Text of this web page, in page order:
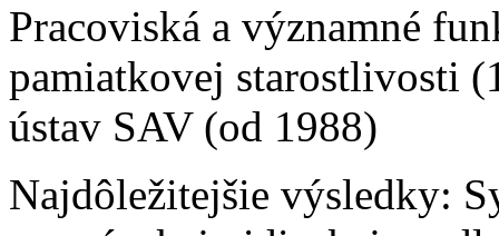
Pracoviská a významné
pamiatkovej starostlivosti
ústav SAV (od 1988)
Najdôležitejšie výsledky: